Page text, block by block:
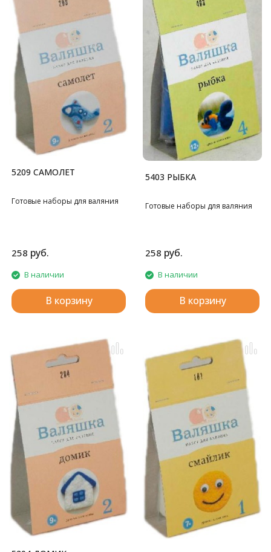
5209 САМОЛЕТ
Готовые наборы для валяния
258 руб.
В наличии
В корзину
5403 РЫБКА
Готовые наборы для валяния
258 руб.
В наличии
В корзину